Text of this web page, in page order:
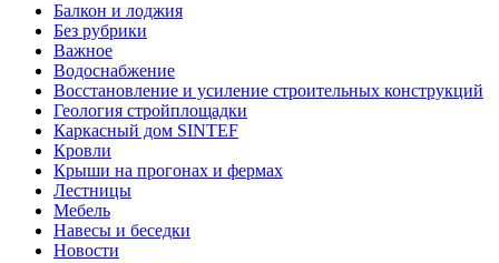
Балкон и лоджия
Без рубрики
Важное
Водоснабжение
Восстановление и усиление строительных конструкций
Геология стройплощадки
Каркасный дом SINTEF
Кровли
Крыши на прогонах и фермах
Лестницы
Мебель
Навесы и беседки
Новости